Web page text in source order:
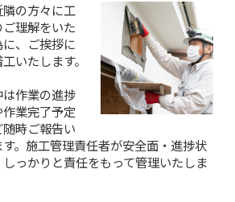
の方々に工
理解をいた
、ご挨拶に
いたします。
作業の進捗
業完了予定
随時ご報告い
す。施工管理責任者が安全面・進捗状
っかりと責任をもって管理いたしま